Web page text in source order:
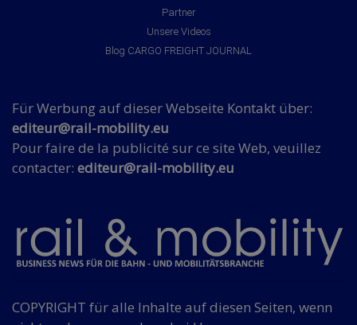
Partner
Unsere Videos
Blog CARGO FREIGHT JOURNAL
Für Werbung auf dieser Webseite Kontakt über:
editeur@rail-mobility.eu
Pour faire de la publicité sur ce site Web, veuillez
contacter: editeur@rail-mobility.eu
COPYRIGHT für alle Inhalte auf diesen Seiten, wenn